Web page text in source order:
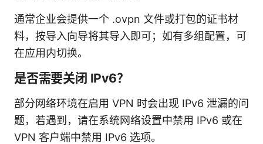
通常企业会提供一个 .ovpn 文件或打包的证书材
料，按导入向导将其导入即可；如有多组配置，可
在应用内切换。
是否需要关闭 IPv6？
部分网络环境在启用 VPN 时会出现 IPv6 泄漏的问
题，若遇到，请在系统网络设置中禁用 IPv6 或在
VPN 客户端中禁用 IPv6 选项。